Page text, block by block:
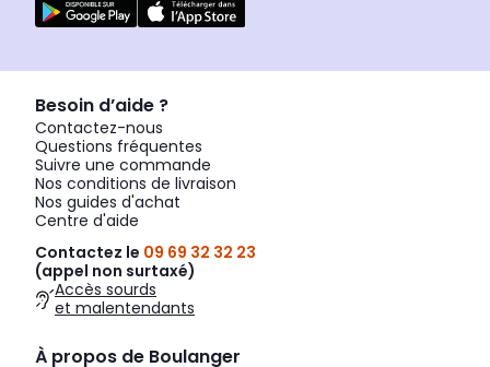
Besoin d’aide ?
Contactez-nous
Questions fréquentes
Suivre une commande
Nos conditions de livraison
Nos guides d'achat
Centre d'aide
Contactez le 09 69 32 32 23
(appel non surtaxé)
Accès sourds
et malentendants
À propos de Boulanger